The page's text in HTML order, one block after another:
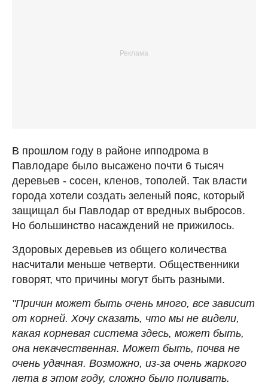
В прошлом году в районе ипподрома в
Павлодаре было высажено почти 6 тысяч
деревьев - сосен, кленов, тополей. Так власти
города хотели создать зеленый пояс, который
защищал бы Павлодар от вредных выбросов.
Но большинство насаждений не прижилось.
Здоровых деревьев из общего количества
насчитали меньше четверти. Общественники
говорят, что причины могут быть разными.
"Причин может быть очень много, все зависит
от корней. Хочу сказать, что мы не видели,
какая корневая система здесь, может быть,
она некачественная. Может быть, почва не
очень удачная. Возможно, из-за очень жаркого
лета в этом году, сложно было поливать.